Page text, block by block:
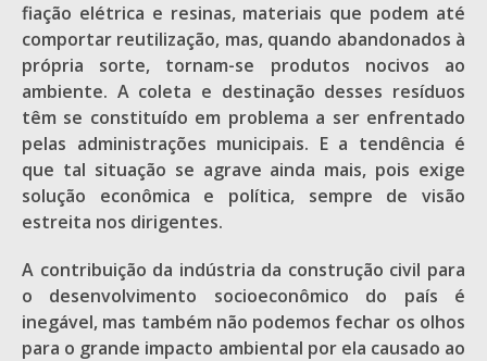
fiação elétrica e resinas, materiais que podem até
comportar reutilização, mas, quando abandonados à
própria sorte, tornam-se produtos nocivos ao
ambiente. A coleta e destinação desses resíduos
têm se constituído em problema a ser enfrentado
pelas administrações municipais. E a tendência é
que tal situação se agrave ainda mais, pois exige
solução econômica e política, sempre de visão
estreita nos dirigentes.
A contribuição da indústria da construção civil para
o desenvolvimento socioeconômico do país é
inegável, mas também não podemos fechar os olhos
para o grande impacto ambiental por ela causado ao